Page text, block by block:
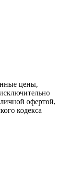
цены,
офертой,
кодекса